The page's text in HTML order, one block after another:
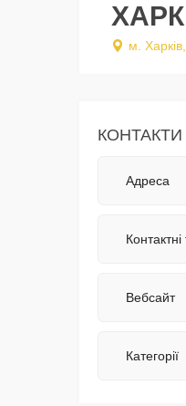
м.
КОНТАКТИ
Адреса
Вебсайт
Категорії